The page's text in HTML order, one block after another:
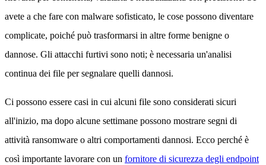
avete a che fare con malware sofisticato, le cose possono diventare
complicate, poiché può trasformarsi in altre forme benigne o
dannose. Gli attacchi furtivi sono noti; è necessaria un'analisi
continua dei file per segnalare quelli dannosi.
Ci possono essere casi in cui alcuni file sono considerati sicuri
all'inizio, ma dopo alcune settimane possono mostrare segni di
attività ransomware o altri comportamenti dannosi. Ecco perché è
così importante lavorare con un fornitore di sicurezza degli endpoint